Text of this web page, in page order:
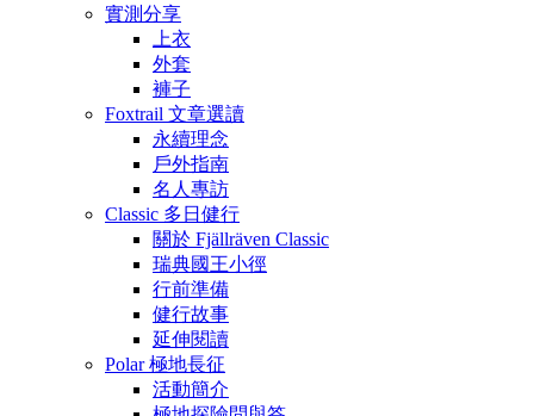
實測分享
上衣
外套
褲子
Foxtrail 文章選讀
永續理念
戶外指南
名人專訪
Classic 多日健行
關於 Fjällräven Classic
瑞典國王小徑
行前準備
健行故事
延伸閱讀
Polar 極地長征
活動簡介